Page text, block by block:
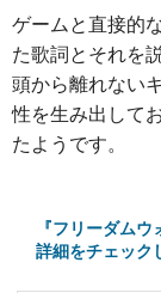
ゲームと直接的
た歌詞とそれを
頭から離れない
性を生み出して
たようです。
『フリーダム
詳細をチェック